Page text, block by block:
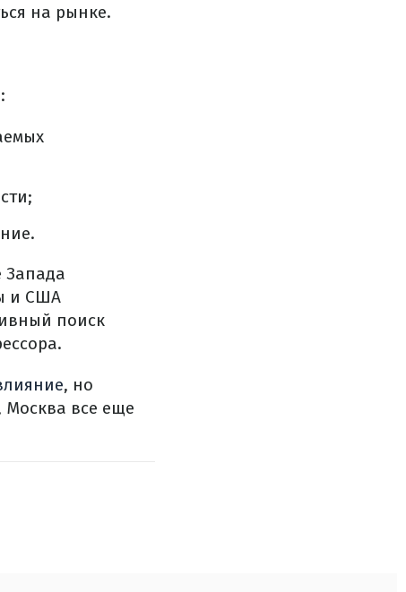
на рынке.
Запада
и США
поиск
, но
Москва все еще